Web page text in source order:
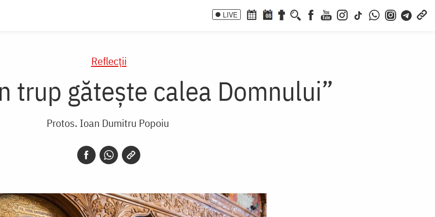
LIVE 08
Reflecții
trup gătește calea Domnului”
Protos. Ioan Dumitru Popoiu